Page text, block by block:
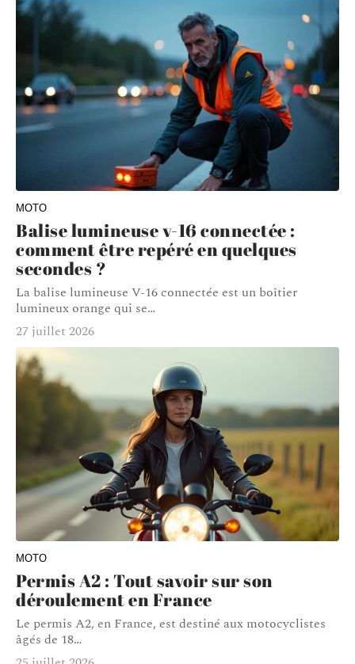
MOTO
Balise lumineuse v-16 connectée :
comment être repéré en quelques
secondes ?
La balise lumineuse V-16 connectée est un boîtier
lumineux orange qui se…
27 juillet 2026
MOTO
Permis A2 : Tout savoir sur son
déroulement en France
Le permis A2, en France, est destiné aux motocyclistes
âgés de 18…